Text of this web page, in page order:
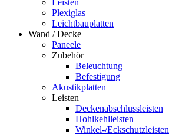
Leisten
Plexiglas
Leichtbauplatten
Wand / Decke
Paneele
Zubehör
Beleuchtung
Befestigung
Akustikplatten
Leisten
Deckenabschlussleisten
Hohlkehlleisten
Winkel-/Eckschutzleisten